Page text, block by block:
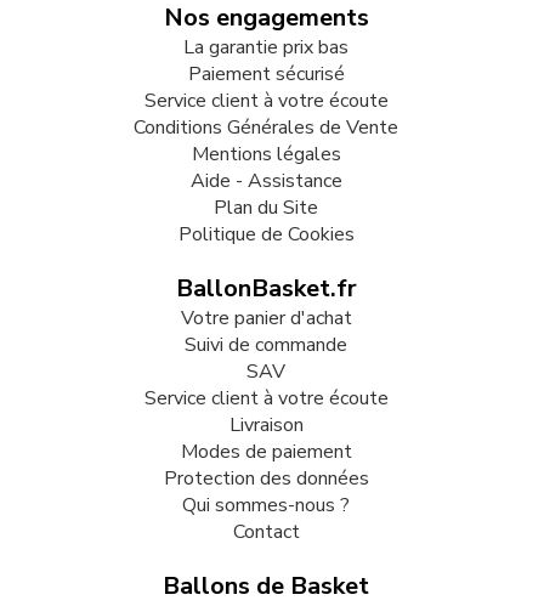
Nos engagements
La garantie prix bas
Paiement sécurisé
Service client à votre écoute
Conditions Générales de Vente
Mentions légales
Aide - Assistance
Plan du Site
Politique de Cookies
BallonBasket.fr
Votre panier d'achat
Suivi de commande
SAV
Service client à votre écoute
Livraison
Modes de paiement
Protection des données
Qui sommes-nous ?
Contact
Ballons de Basket